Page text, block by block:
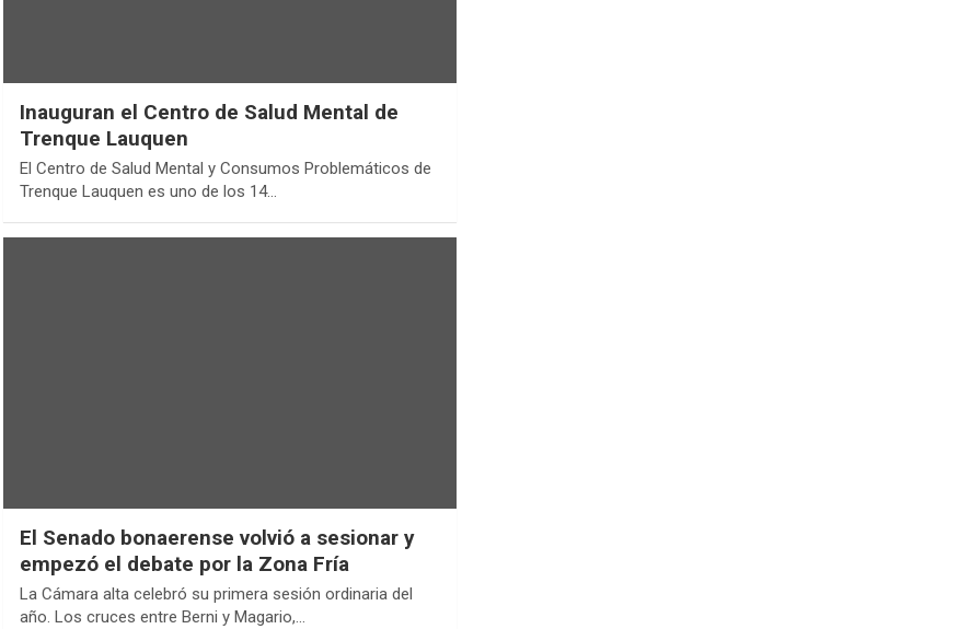
Inauguran el Centro de Salud Mental de
Trenque Lauquen
El Centro de Salud Mental y Consumos Problemáticos de
Trenque Lauquen es uno de los 14…
El Senado bonaerense volvió a sesionar y
empezó el debate por la Zona Fría
La Cámara alta celebró su primera sesión ordinaria del
año. Los cruces entre Berni y Magario,…